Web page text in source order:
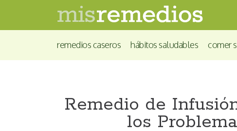
remedios caseros hábitos saludables comer
Remedio de
los